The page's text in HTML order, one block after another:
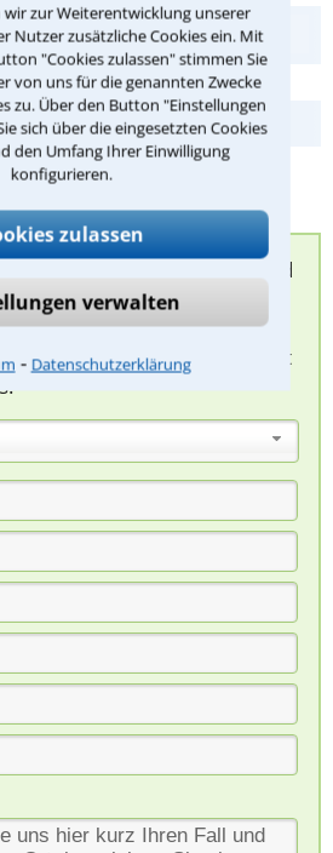
zur Weiterentwicklung unserer
Nutzer zusätzliche Cookies ein. Mit
"Cookies zulassen" stimmen Sie
von uns für die genannten Zwecke
zu. Über den Button "Einstellungen
sich über die eingesetzten Cookies
den Umfang Ihrer Einwilligung
konfigurieren.
zulassen
verwalten
⁃ Datenschutzerklärung
Rechtswissen
Anwaltsuche?
Beratungsanfrage
Fall schildern. Anschließend
Rechtsanwälte bei
weitere Vorgehen
durch einen Anwalt